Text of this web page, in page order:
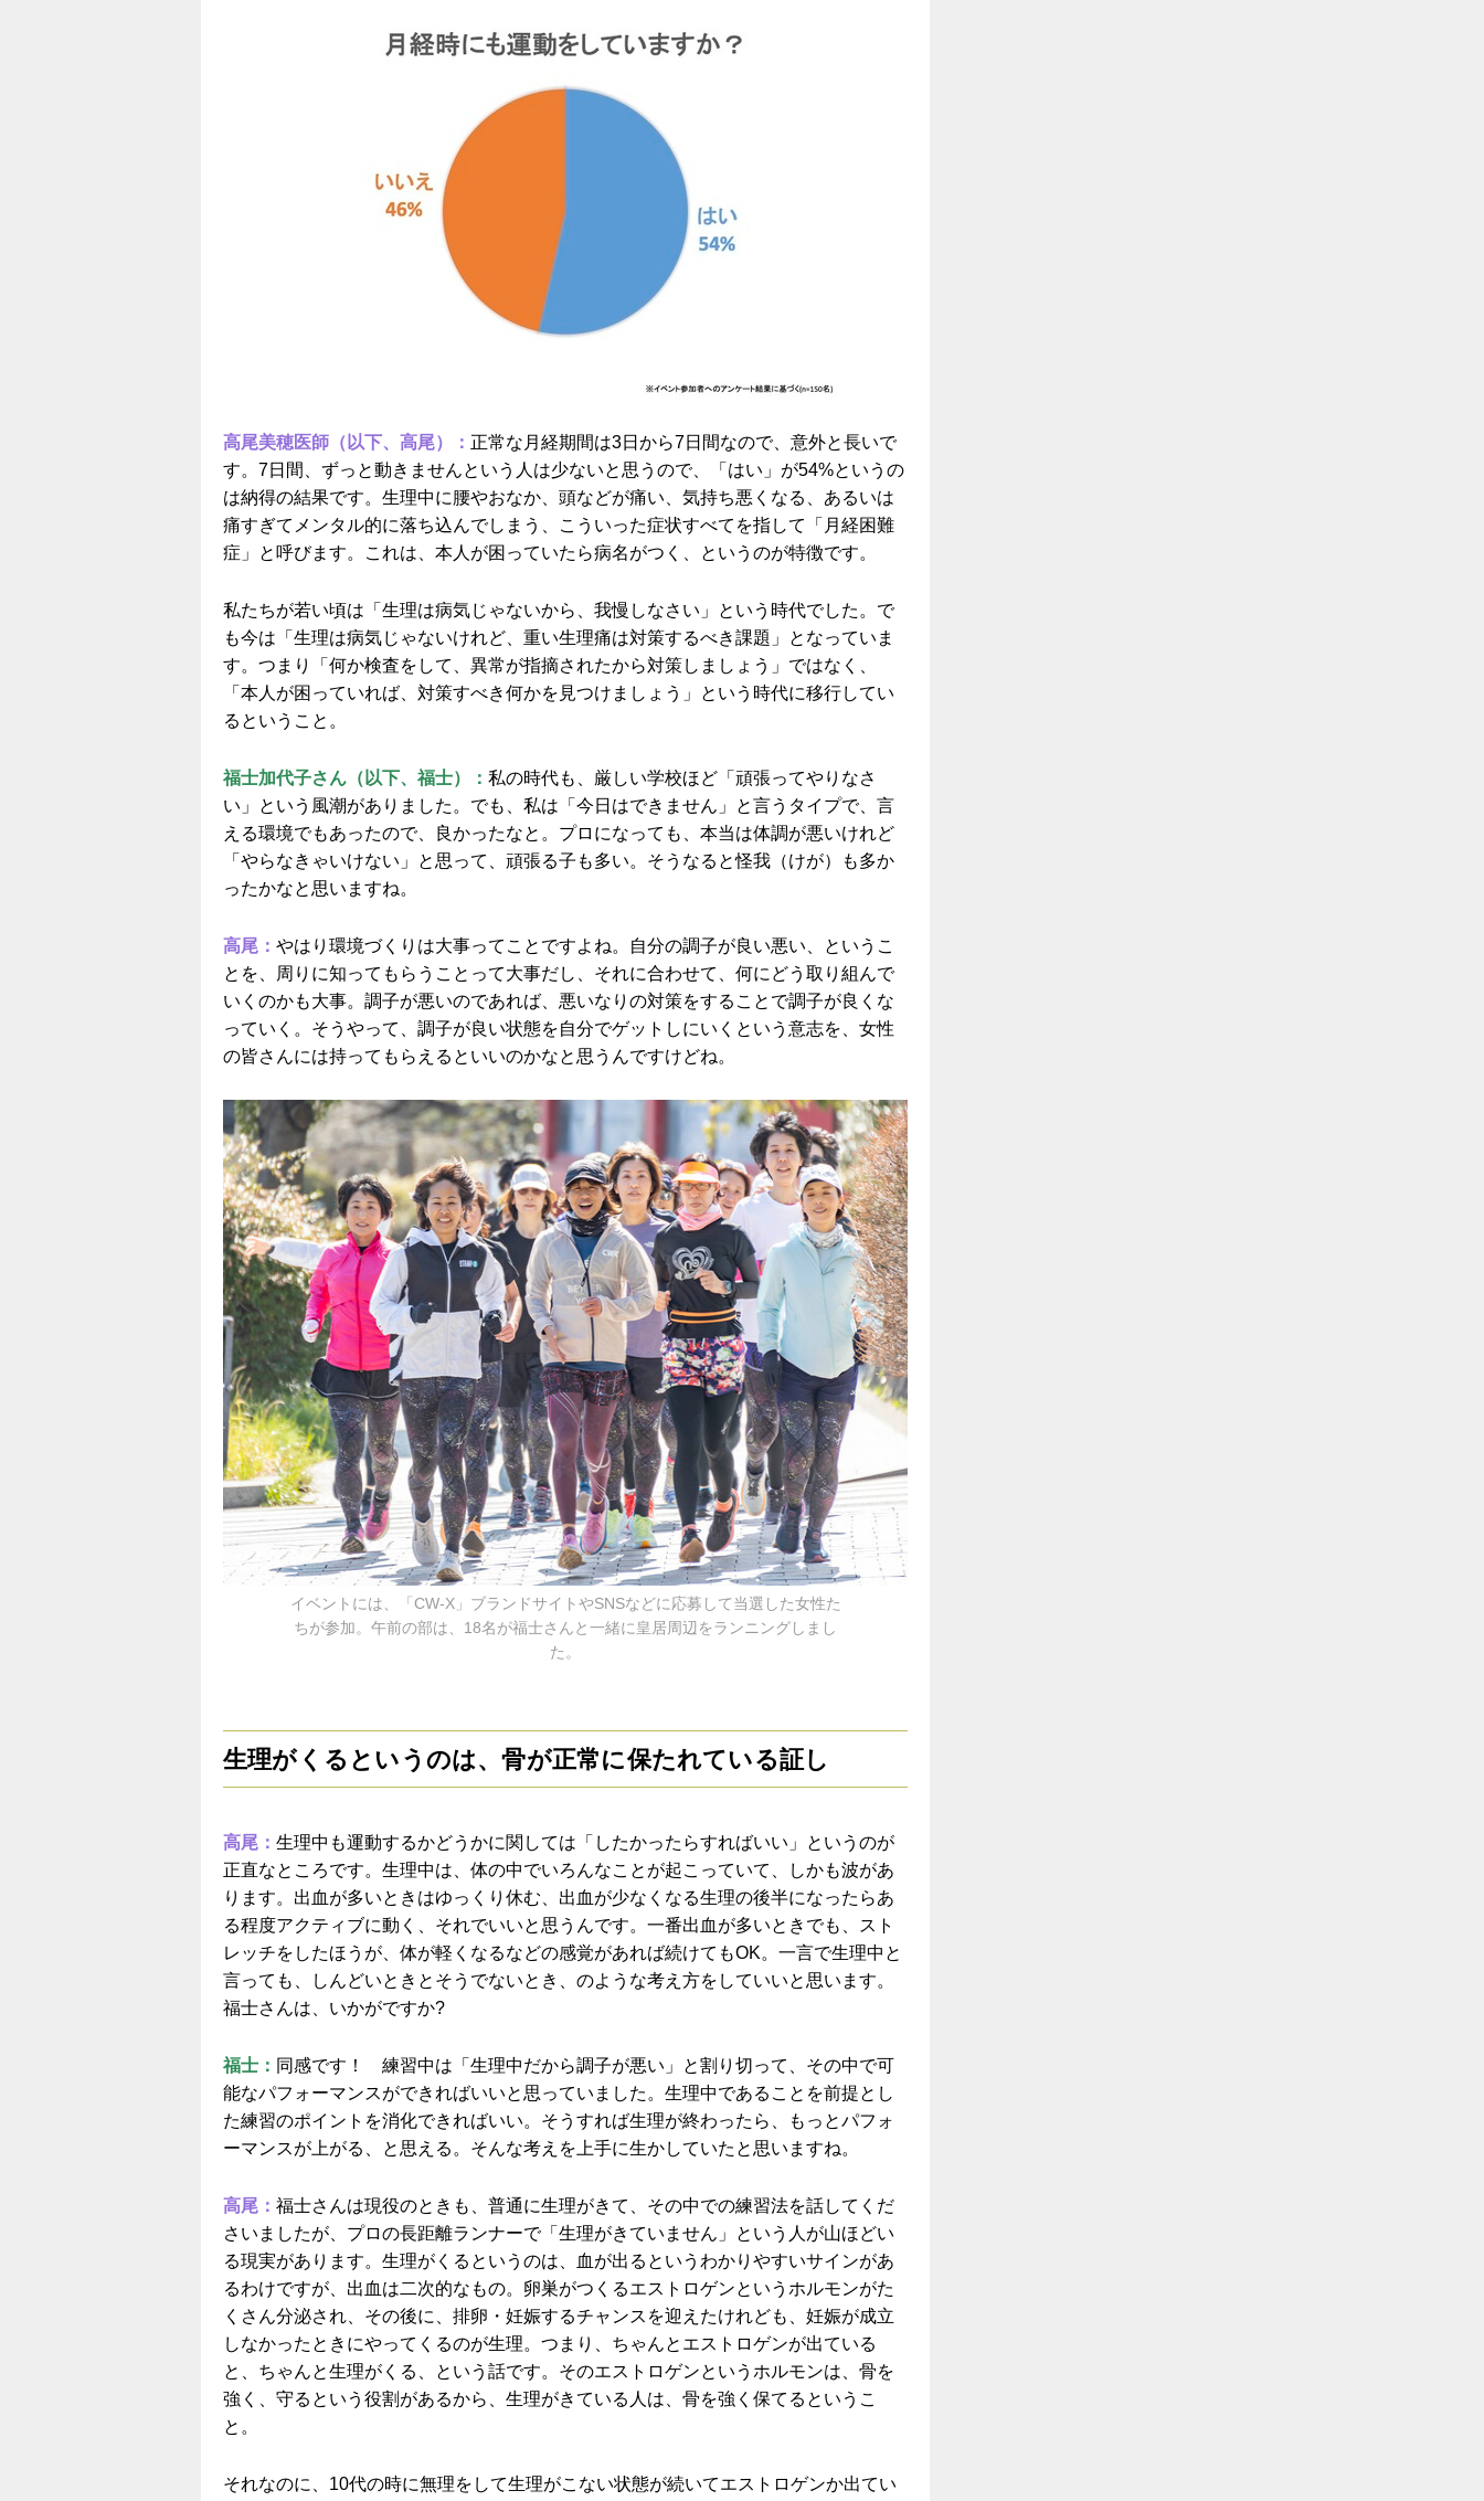
高尾美穂医師（以下、高尾）： 正常な月経期間は3日から7日間なので、意外と長いで
す。7日間、ずっと動きませんという人は少ないと思うので、「はい」が54%というの
は納得の結果です。生理中に腰やおなか、頭などが痛い、気持ち悪くなる、あるいは
痛すぎてメンタル的に落ち込んでしまう、こういった症状すべてを指して「月経困難
症」と呼びます。これは、本人が困っていたら病名がつく、というのが特徴です。
私たちが若い頃は「生理は病気じゃないから、我慢しなさい」という時代でした。で
も今は「生理は病気じゃないけれど、重い生理痛は対策するべき課題」となっていま
す。つまり「何か検査をして、異常が指摘されたから対策しましょう」ではなく、
「本人が困っていれば、対策すべき何かを見つけましょう」という時代に移行してい
るということ。
福士加代子さん（以下、福士）： 私の時代も、厳しい学校ほど「頑張ってやりなさ
い」という風潮がありました。でも、私は「今日はできません」と言うタイプで、言
える環境でもあったので、良かったなと。プロになっても、本当は体調が悪いけれど
「やらなきゃいけない」と思って、頑張る子も多い。そうなると怪我（けが）も多か
ったかなと思いますね。
高尾： やはり環境づくりは大事ってことですよね。自分の調子が良い悪い、というこ
とを、周りに知ってもらうことって大事だし、それに合わせて、何にどう取り組んで
いくのかも大事。調子が悪いのであれば、悪いなりの対策をすることで調子が良くな
っていく。そうやって、調子が良い状態を自分でゲットしにいくという意志を、女性
の皆さんには持ってもらえるといいのかなと思うんですけどね。
イベントには、「CW-X」ブランドサイトやSNSなどに応募して当選した女性た
ちが参加。午前の部は、18名が福士さんと一緒に皇居周辺をランニングしまし
た。
生理がくるというのは、骨が正常に保たれている証し
高尾： 生理中も運動するかどうかに関しては「したかったらすればいい」というのが
正直なところです。生理中は、体の中でいろんなことが起こっていて、しかも波があ
ります。出血が多いときはゆっくり休む、出血が少なくなる生理の後半になったらあ
る程度アクティブに動く、それでいいと思うんです。一番出血が多いときでも、スト
レッチをしたほうが、体が軽くなるなどの感覚があれば続けてもOK。一言で生理中と
言っても、しんどいときとそうでないとき、のような考え方をしていいと思います。
福士さんは、いかがですか?
福士： 同感です！ 練習中は「生理中だから調子が悪い」と割り切って、その中で可
能なパフォーマンスができればいいと思っていました。生理中であることを前提とし
た練習のポイントを消化できればいい。そうすれば生理が終わったら、もっとパフォ
ーマンスが上がる、と思える。そんな考えを上手に生かしていたと思いますね。
高尾： 福士さんは現役のときも、普通に生理がきて、その中での練習法を話してくだ
さいましたが、プロの長距離ランナーで「生理がきていません」という人が山ほどい
る現実があります。生理がくるというのは、血が出るというわかりやすいサインがあ
るわけですが、出血は二次的なもの。卵巣がつくるエストロゲンというホルモンがた
くさん分泌され、その後に、排卵・妊娠するチャンスを迎えたけれども、妊娠が成立
しなかったときにやってくるのが生理。つまり、ちゃんとエストロゲンが出ている
と、ちゃんと生理がくる、という話です。そのエストロゲンというホルモンは、骨を
強く、守るという役割があるから、生理がきている人は、骨を強く保てるというこ
と。
それなのに、10代の時に無理をして生理がこない状態が続いてエストロゲンか出てい